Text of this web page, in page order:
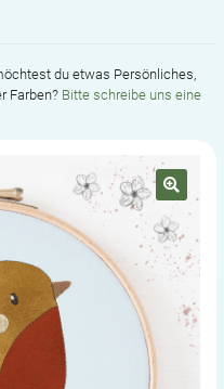
du etwas Persönliches,
Farben? Bitte schreibe uns eine
🔍